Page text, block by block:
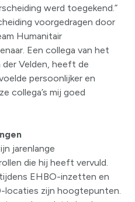
werd toegekend.”
voorgedragen door
Humanitair
Een collega van het
Velden, heeft de
persoonlijker en
collega’s mij goed
jarenlange
die hij heeft vervuld.
EHBO-inzetten en
locaties zijn hoogtepunten.